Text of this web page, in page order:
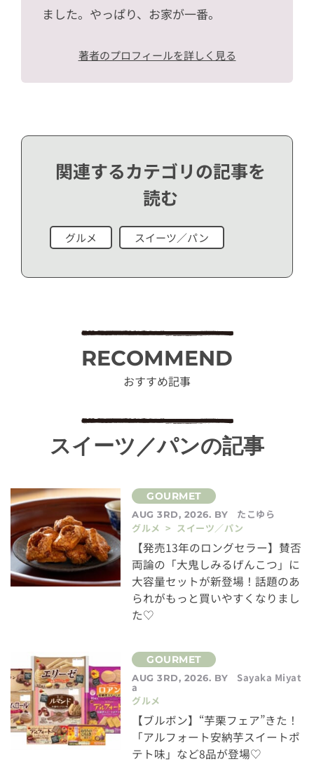
ました。やっぱり、お家が一番。
著者のプロフィールを詳しく見る
関連するカテゴリの記事を
読む
グルメ スイーツ／パン
RECOMMEND
おすすめ記事
スイーツ／パンの記事
AUG 3RD, 2026. BY
たこゆら
グルメ > スイーツ／パン
【発売13年のロングセラー】賛否
両論の「大鬼しみるげんこつ」に
大容量セットが新登場！話題のあ
られがもっと買いやすくなりまし
た♡
AUG 3RD, 2026. BY Sayaka Miyat
a
グルメ
【ブルボン】“芋栗フェア”きた！
「アルフォート安納芋スイートポ
テト味」など8品が登場♡